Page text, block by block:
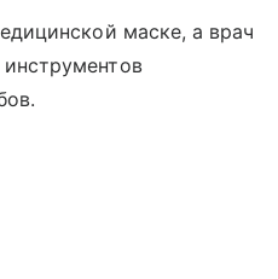
маске, а врач